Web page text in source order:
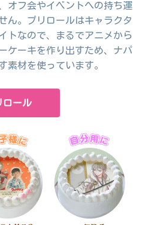
オフ会やイベントへの持ち運
ん。プリロールはキャラクタ
トなので、まるでアニメから
ケーキを作り出すため、ナパ
素材を使っています。
ロール